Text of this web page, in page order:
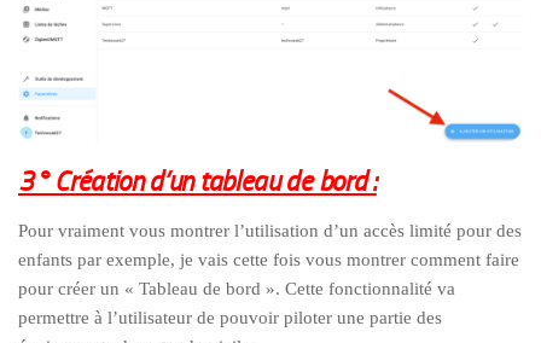
3° Création d’un tableau de bord :
Pour vraiment vous montrer l’utilisation d’un accès limité pour des
enfants par exemple, je vais cette fois vous montrer comment faire
pour créer un « Tableau de bord ». Cette fonctionnalité va
permettre à l’utilisateur de pouvoir piloter une partie des